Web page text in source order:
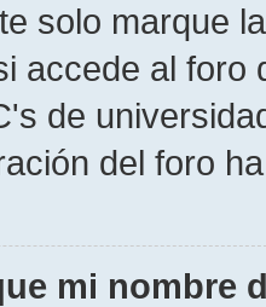
solo marque
accede al foro
de
del foro
mi nombre